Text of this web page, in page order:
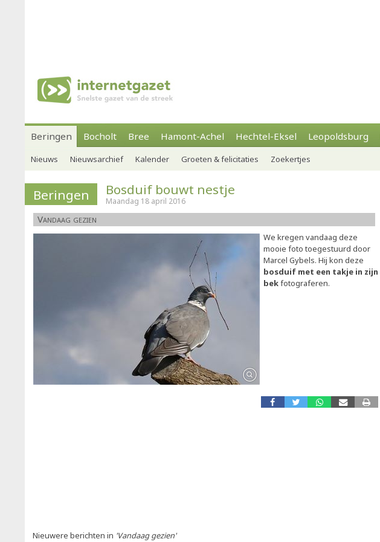
Beringen Bocholt Bree Hamont-Achel Hechtel-Eksel Leopoldsburg
Nieuws Nieuwsarchief Kalender Groeten & felicitaties Zoekertjes
Beringen Bosduif bouwt nestje
Maandag 18 april 2016
Vandaag gezien
We kregen vandaag deze
mooie foto toegestuurd door
Marcel Gybels. Hij kon deze
bosduif met een takje in zijn
bekfotograferen.
Nieuwere berichten in 'Vandaag gezien'